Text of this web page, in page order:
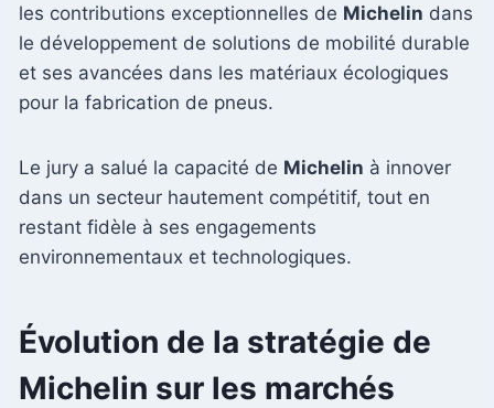
les contributions exceptionnelles de Michelin dans
le développement de solutions de mobilité durable
et ses avancées dans les matériaux écologiques
pour la fabrication de pneus.
Le jury a salué la capacité de Michelin à innover
dans un secteur hautement compétitif, tout en
restant fidèle à ses engagements
environnementaux et technologiques.
Évolution de la stratégie de
Michelin sur les marchés